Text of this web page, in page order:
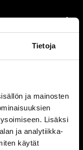
Tietoja
ja mainosten
Lisäksi
ja analytiikka-
käytät